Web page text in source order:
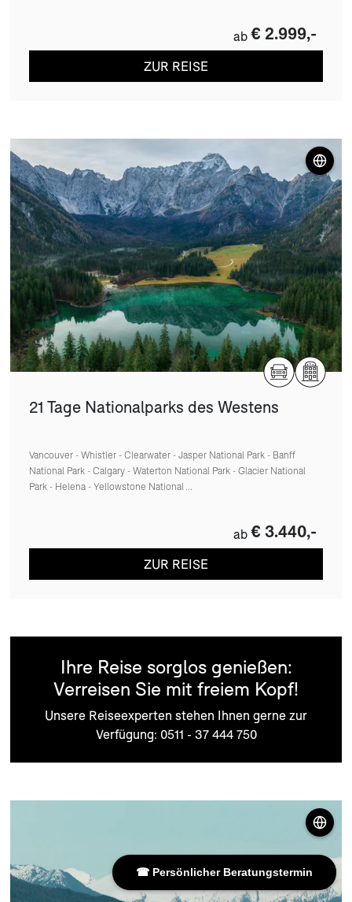
☎ Persönlicher Beratungstermin
ab € 2.999,-
ZUR REISE
21 Tage Nationalparks des Westens
Vancouver - Whistler - Clearwater - Jasper National Park - Banff
National Park - Calgary - Waterton National Park - Glacier National
Park - Helena - Yellowstone National ...
ab € 3.440,-
ZUR REISE
Ihre Reise sorglos genießen:
Verreisen Sie mit freiem Kopf!
Unsere Reiseexperten stehen Ihnen gerne zur
Verfügung: 0511 - 37 444 750